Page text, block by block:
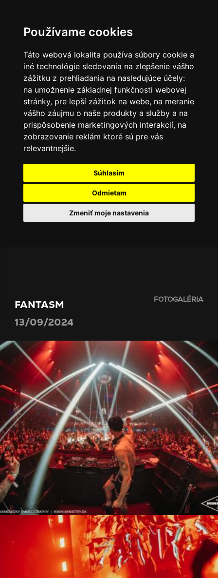
Používame cookies
Táto webová lokalita používa súbory cookie a
iné technológie sledovania na zlepšenie vášho
zážitku z prehliadania na nasledujúce účely:
na umožnenie základnej funkčnosti webovej
stránky, pre lepší zážitok na webe, na meranie
vášho záujmu o naše produkty a služby a na
prispôsobenie marketingových interakcií, na
zobrazovanie reklám ktoré sú pre vás
relevantnejšie.
Súhlasím
Odmietam
Zmeniť moje nastavenia
FANTASM
13/09/2024
FOTOGALÉRIA